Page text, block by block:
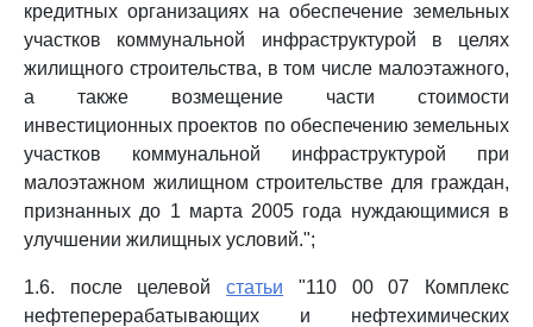
кредитных организациях на обеспечение земельных
участков коммунальной инфраструктурой в целях
жилищного строительства, в том числе малоэтажного,
а также возмещение части стоимости
инвестиционных проектов по обеспечению земельных
участков коммунальной инфраструктурой при
малоэтажном жилищном строительстве для граждан,
признанных до 1 марта 2005 года нуждающимися в
улучшении жилищных условий.";
1.6. после целевойстатьи "110 00 07 Комплекс
нефтеперерабатывающих и нефтехимических